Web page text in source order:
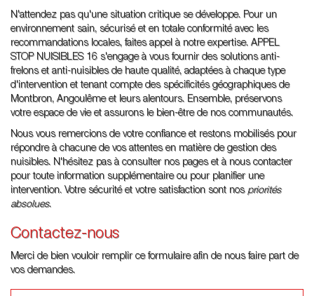
N'attendez pas qu'une situation critique se développe. Pour un
environnement sain, sécurisé et en totale conformité avec les
recommandations locales, faites appel à notre expertise. APPEL
STOP NUISIBLES 16 s'engage à vous fournir des solutions anti-
frelons et anti-nuisibles de haute qualité, adaptées à chaque type
d'intervention et tenant compte des spécificités géographiques de
Montbron, Angoulême et leurs alentours. Ensemble, préservons
votre espace de vie et assurons le bien-être de nos communautés.
Nous vous remercions de votre confiance et restons mobilisés pour
répondre à chacune de vos attentes en matière de gestion des
nuisibles. N'hésitez pas à consulter nos pages et à nous contacter
pour toute information supplémentaire ou pour planifier une
intervention. Votre sécurité et votre satisfaction sont nos priorités
absolues.
Contactez-nous
Merci de bien vouloir remplir ce formulaire afin de nous faire part de
vos demandes.